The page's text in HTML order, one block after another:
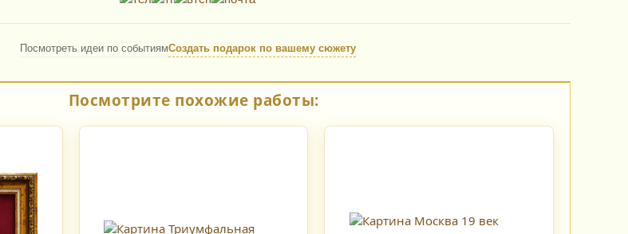
Посмотреть идеи по событиямСоздать подарок по вашему сюжету
Посмотрите похожие работы: